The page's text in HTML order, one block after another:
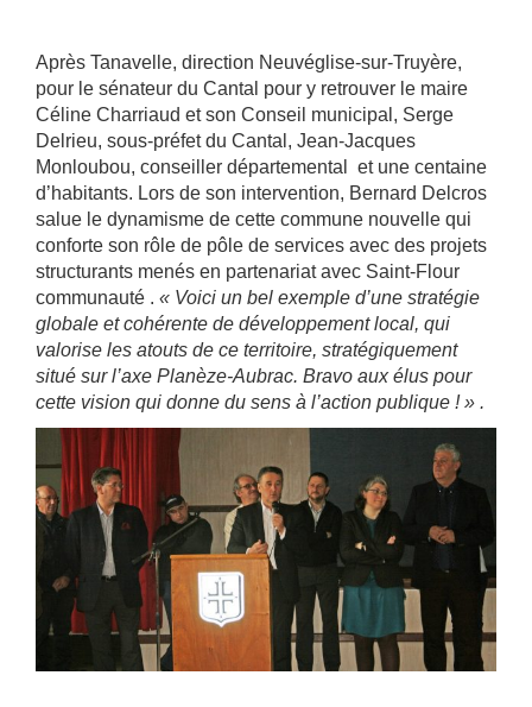
Après Tanavelle, direction Neuvéglise-sur-Truyère,
pour le sénateur du Cantal pour y retrouver le maire
Céline Charriaud et son Conseil municipal, Serge
Delrieu, sous-préfet du Cantal, Jean-Jacques
Monloubou, conseiller départemental et une centaine
d’habitants. Lors de son intervention, Bernard Delcros
salue le dynamisme de cette commune nouvelle qui
conforte son rôle de pôle de services avec des projets
structurants menés en partenariat avec Saint-Flour
communauté . « Voici un bel exemple d’une stratégie
globale et cohérente de développement local, qui
valorise les atouts de ce territoire, stratégiquement
situé sur l’axe Planèze-Aubrac. Bravo aux élus pour
cette vision qui donne du sens à l’action publique ! » .